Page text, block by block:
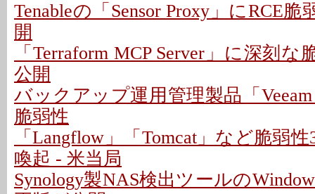
Tenableの「Sensor Proxy」にRCE
開
「Terraform MCP Server」に深刻
公開
バックアップ運用管理製品「
脆弱性
「Langflow」「Tomcat」など脆弱
喚起 - 米当局
Synology製NAS検出ツールの